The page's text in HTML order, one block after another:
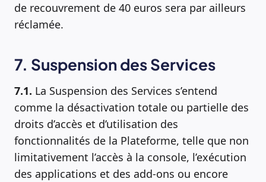
de recouvrement de 40 euros sera par ailleurs
réclamée.
7. Suspension des Services
7.1. La Suspension des Services s’entend
comme la désactivation totale ou partielle des
droits d’accès et d’utilisation des
fonctionnalités de la Plateforme, telle que non
limitativement l’accès à la console, l’exécution
des applications et des add-ons ou encore